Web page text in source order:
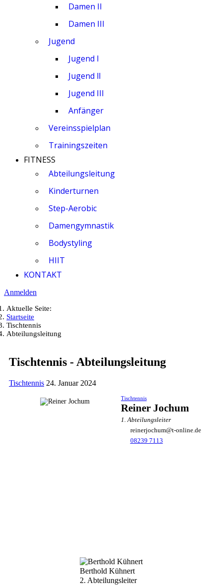
Damen II
Damen III
Jugend
Jugend I
Jugend ll
Jugend III
Anfänger
Vereinsspielplan
Trainingszeiten
FITNESS
Abteilungsleitung
Kinderturnen
Step-Aerobic
Damengymnastik
Bodystyling
HIIT
KONTAKT
Anmelden
Aktuelle Seite:
Startseite
Tischtennis
Abteilungsleitung
Tischtennis - Abteilungsleitung
Tischtennis 24. Januar 2024
Tischtennis
Reiner Jochum
1. Abteilungsleiter
reinerjochum@t-online.de
08239 7113
Tischtennis
Berthold Kühnert
2. Abteilungsleiter